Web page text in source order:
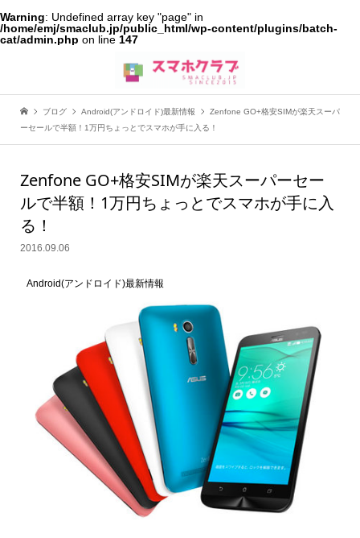
Warning: Undefined array key "page" in
/home/emj/smaclub.jp/public_html/wp-content/plugins/batch-
cat/admin.php on line 147
ブログ Android(アンドロイド)最新情報
Zenfone GO+格安SIMが楽天スーパ
ーセールで半額！1万円ちょっとでスマホが手に入る！
Zenfone GO+格安SIMが楽天スーパーセー
ルで半額！1万円ちょっとでスマホが手に入
る！
2016.09.06
Android(アンドロイド)最新情報